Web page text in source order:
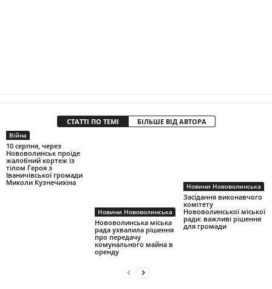
СТАТТІ ПО ТЕМІ БІЛЬШЕ ВІД АВТОРА
Війна
10 серпня, через
Нововолинськ проїде
жалобний кортеж із
тілом Героя з
Іваничівської громади
Миколи Кузнечихіна
Новини Нововолинська
Нововолинська міська
рада ухвалила рішення
про передачу
комунального майна в
оренду
Новини Нововолинська
Засідання виконавчого
комітету
Нововолинської міської
ради: важливі рішення
для громади